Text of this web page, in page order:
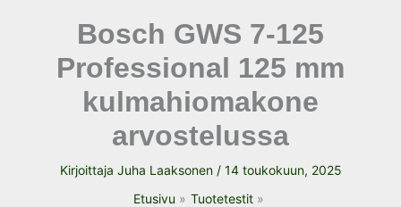
Bosch GWS 7-125
Professional 125 mm
kulmahiomakone
arvostelussa
Kirjoittaja Juha Laaksonen / 14 toukokuun, 2025
Etusivu
Tuotetestit